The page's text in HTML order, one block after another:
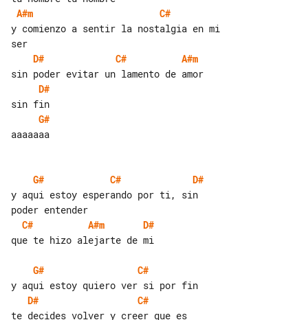
A#m
C#
y comienzo a sentir la nostalgia en mi
D#
C#
A#m
D#
G#
aaaaaaa
G# C#
D#
y aqui estoy esperando por ti, sin
C#
A#m
D#
que te hizo alejarte de mi
G#
C#
D#
C#